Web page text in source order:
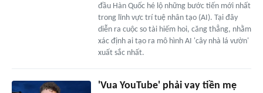
đầu Hàn Quốc hé lộ những bước tiến mới nhất
trong lĩnh vực trí tuệ nhân tạo (AI). Tại đây
diễn ra cuộc so tài hiếm hoi, căng thẳng, nhằm
xác định ai tạo ra mô hình AI 'cây nhà lá vườn'
xuất sắc nhất.
'Vua YouTube' phải vay tiền mẹ